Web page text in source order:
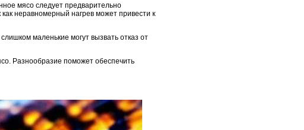
мясо следует предварительно
неравномерный нагрев может привести к
маленькие могут вызвать отказ от
Разнообразие поможет обеспечить